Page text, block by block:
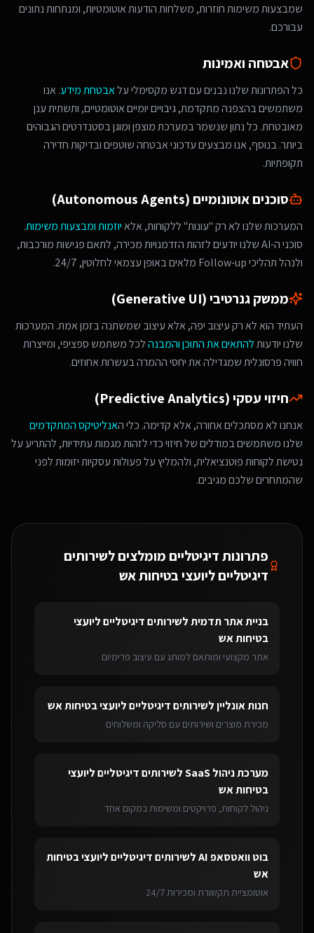
שמבצעות משימות חוזרות, משלחות הודעות אוטומטיות, ומנתחות נתונים
עבורכם.
אבטחה ואמינות
כל הפתרונות שלנו נבנים עם דגש מקסימלי עלאבטחת מידע. אנו
משתמשים בהצפנה מתקדמת, גיבויים יומיים אוטומטיים, ותשתית ענן
מאובטחת. כל נתון שנשמר במערכת מוצפן ומוגן בסטנדרטים הגבוהים
ביותר. בנוסף, אנו מבצעים עדכוני אבטחה שוטפים ובדיקות חדירה
תקופתיות.
סוכנים אוטונומיים (Autonomous Agents)
המערכות שלנו לא רק "עונות" ללקוחות, אלאיוזמות ומבצעות משימות.
סוכני ה-AI שלנו יודעים לזהות הזדמנויות מכירה, לתאם פגישות מורכבות,
ולנהל תהליכי Follow-up מלאים באופן עצמאי לחלוטין, 24/7.
ממשק גנרטיבי (Generative UI)
העתיד הוא לא רק עיצוב יפה, אלא עיצוב שמשתנה בזמן אמת. המערכות
שלנו יודעותלהתאים את התוכן והמבנהלכל משתמש ספציפי, ומייצרות
חוויה פרסונלית שמגדילה את יחסי ההמרה בעשרות אחוזים.
חיזוי עסקי (Predictive Analytics)
אנחנו לא מסתכלים אחורה, אלא קדימה. כלי האנליטיקס המתקדמים
שלנו משתמשים במודלים של חיזוי כדי לזהות מגמות עתידיות, להתריע על
נטישת לקוחות פוטנציאלית, ולהמליץ על פעולות עסקיות יזומות לפני
שהמתחרים שלכם מגיבים.
פתרונות דיגיטליים מומלצים לשירותים
דיגיטליים ליועצי בטיחות אש
בניית אתר תדמיתלשירותים דיגיטליים ליועצי
בטיחות אש
אתר מקצועי ומותאם למותג עם עיצוב פרימיום
חנות אונלייןלשירותים דיגיטליים ליועצי בטיחות אש
מכירת מוצרים ושירותים עם סליקה ומשלוחים
מערכת ניהול SaaS לשירותים דיגיטליים ליועצי
בטיחות אש
ניהול לקוחות, פרויקטים ומשימות במקום אחד
בוט וואטסאפ AI לשירותים דיגיטליים ליועצי בטיחות
אש
אוטומציית תקשורת ומכירות 24/7